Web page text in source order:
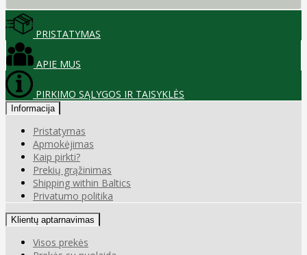
PRISTATYMAS
APIE MUS
PIRKIMO SĄLYGOS IR TAISYKLĖS
Informacija
Pristatymas
Apmokėjimas
Kaip pirkti?
Prekių grąžinimas
Shipping within Baltics
Privatumo politika
Klientų aptarnavimas
Visos prekės